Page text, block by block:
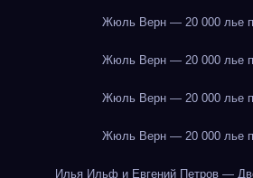
Жюль Верн — 20 000 лье
Жюль Верн — 20 000 лье
Жюль Верн — 20 000 лье
Жюль Верн — 20 000 лье
Илья Ильф и Евгений Петров —